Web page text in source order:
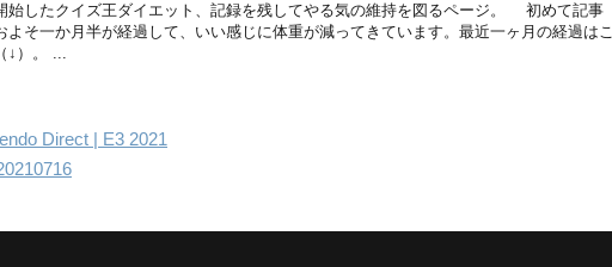
始したクイズ王ダイエット、記録を残してやる気の維持を図るページ。 初めて記事
よそ一か月半が経過して、いい感じに体重が減ってきています。最近一ヶ月の経過はこ
↓）。 ...
Direct | E3 2021